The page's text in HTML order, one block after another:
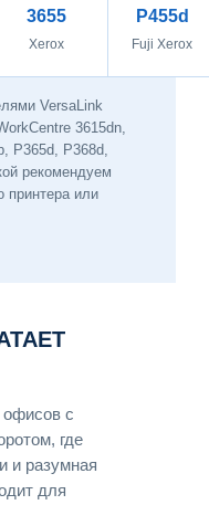
3655
Xerox
P455d
Fuji Xerox
VersaLink
3615dn,
P365d, P368d,
рекомендуем
принтера или
с
где
и разумная
для